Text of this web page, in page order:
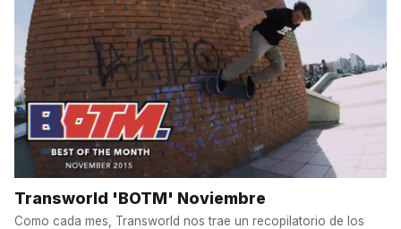
Transworld 'BOTM' Noviembre
Como cada mes, Transworld nos trae un recopilatorio de los